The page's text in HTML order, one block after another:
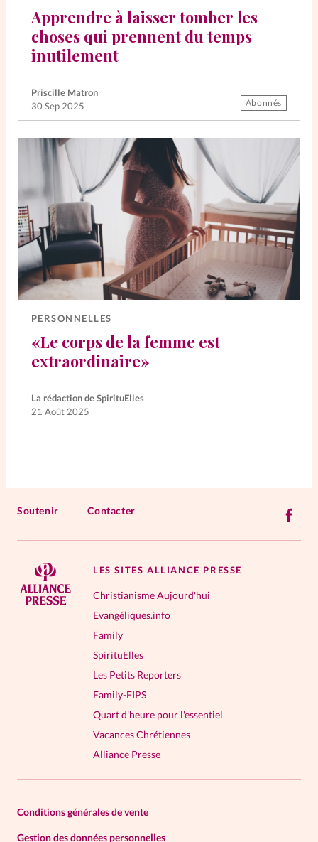
Apprendre à laisser tomber les
choses qui prennent du temps
inutilement
Priscille Matron
30 Sep 2025
Abonnés
PERSONNELLES
«Le corps de la femme est
extraordinaire»
La rédaction de SpirituElles
21 Août 2025
Soutenir Contacter
LES SITES ALLIANCE PRESSE
Christianisme Aujourd'hui
Evangéliques.info
Family
SpirituElles
Les Petits Reporters
Family-FIPS
Quart d'heure pour l'essentiel
Vacances Chrétiennes
Alliance Presse
Conditions générales de vente
Gestion des données personnelles